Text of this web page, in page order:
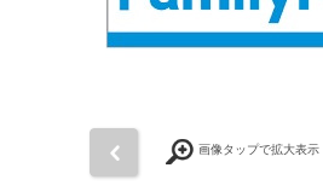
画像タップで拡大表示